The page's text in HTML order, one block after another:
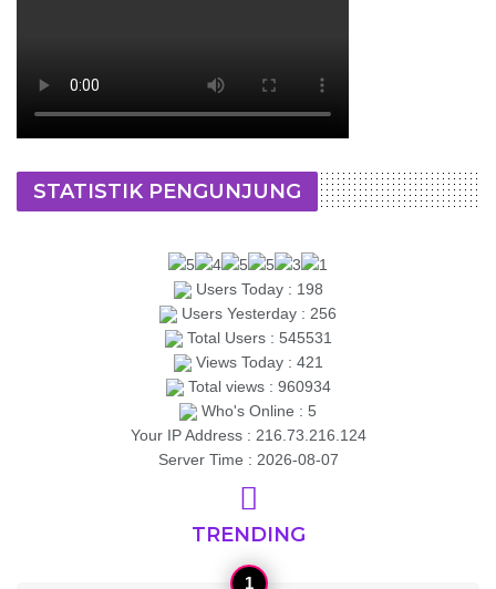
STATISTIK PENGUNJUNG
Users Today : 198
Users Yesterday : 256
Total Users : 545531
Views Today : 421
Total views : 960934
Who's Online : 5
Your IP Address : 216.73.216.124
Server Time : 2026-08-07
TRENDING